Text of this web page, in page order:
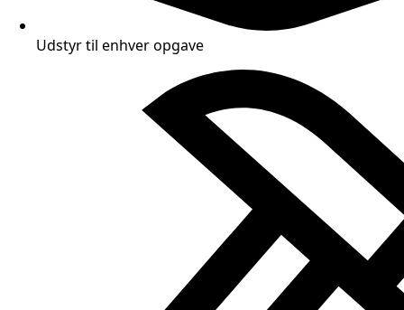
Udstyr til enhver opgave